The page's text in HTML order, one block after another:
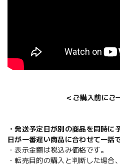
＜ご購入前にご
・発送予定日が別の商品を同時に
日が一番遅い商品に合わせて一括
・表示金額は税込み価格です。
・転売目的の購入と判断した場合